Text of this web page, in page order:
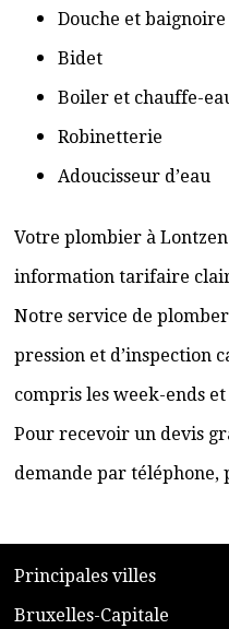
Douche et baignoire
Bidet
Boiler et chauffe-
Robinetterie
Adoucisseur d’eau
Votre plombier à
information tarifaire
Notre service de
pression et d’inspection
compris les week-ends
Pour recevoir un devis
demande par téléphone,
​Principales villes
​Bruxelles-Capitale